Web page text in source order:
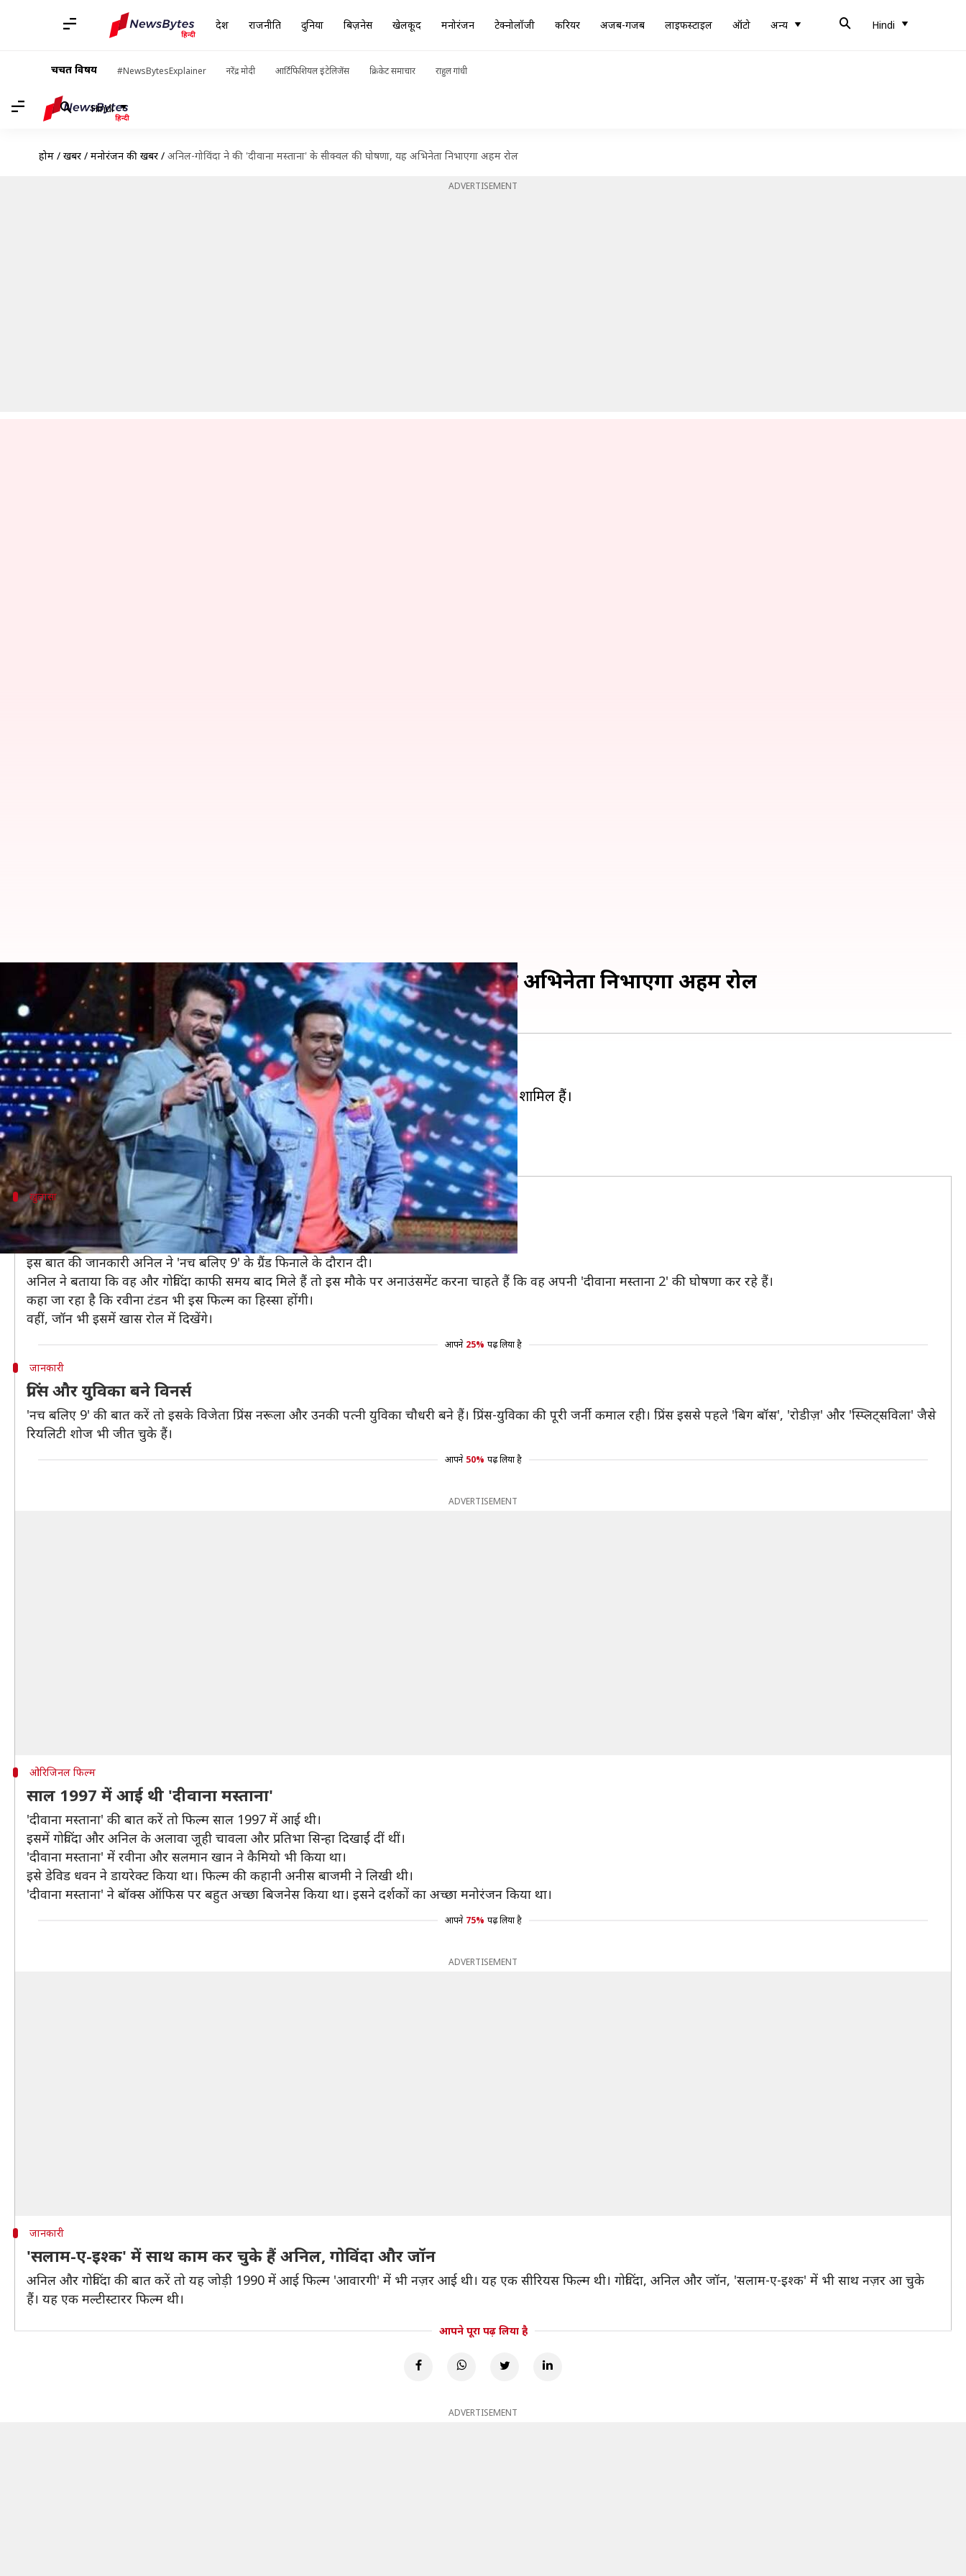
देश राजनीति दुनिया बिज़नेस खेलकूद मनोरंजन टेक्नोलॉजी करियर अजब-गजब लाइफस्टाइल ऑटो अन्य Hindi
चर्चित विषय #NewsBytesExplainer नरेंद्र मोदी आर्टिफिशियल इंटेलिजेंस क्रिकेट समाचार राहुल गांधी
Hindi
होम / खबरें / मनोरंजन की खबरें / अनिल-गोविंदा ने की 'दीवाना मस्ताना' के सीक्वल की घोषणा, यह अभिनेता निभाएगा अहम रोल
ADVERTISEMENT
अनिल-गोविंदा ने की 'दीवाना मस्ताना' के सीक्वल की घोषणा, यह अभिनेता निभाएगा अहम रोल
लेखन स्वाति पाण्डेय 03:10 pm
क्या है खबर?
बॉलीवुड में इस समय सीक्वल और रीमेक का चलन जोरों पर है।
इस समय कई फिल्मों के रीमेक बन रहे हैं जिनमें 'पति पत्नी और वो' 'और कुली नंबर 1' जैसी फिल्में शामिल हैं।
इसी कड़ी में अब एक और फिल्म भी बनने जा रही है। इसका नाम है 'दीवाना मस्ताना 2'।
इस खबर को खुद अनिल कपूर और गोविंदा ने कंफर्म किया है।
खुलासा
'नच बलिए 9' के मंच पर अनिल ने दी जानकारी
अनिल और गोविंदा ने 'दीवाना मस्ताना' के सीक्वल का फैसला लिया है।
इस बात की जानकारी अनिल ने 'नच बलिए 9' के ग्रैंड फिनाले के दौरान दी।
अनिल ने बताया कि वह और गोविंदा काफी समय बाद मिले हैं तो इस मौके पर अनाउंसमेंट करना चाहते हैं कि वह अपनी 'दीवाना मस्ताना 2' की घोषणा कर रहे हैं।
कहा जा रहा है कि रवीना टंडन भी इस फिल्म का हिस्सा होंगी।
वहीं, जॉन भी इसमें खास रोल में दिखेंगे।
आपने 25% पढ़ लिया है
जानकारी
प्रिंस और युविका बने विनर्स
'नच बलिए 9' की बात करें तो इसके विजेता प्रिंस नरूला और उनकी पत्नी युविका चौधरी बने हैं। प्रिंस-युविका की पूरी जर्नी कमाल रही। प्रिंस इससे पहले 'बिग बॉस', 'रोडीज़' और 'स्प्लिट्सविला' जैसे
रियलिटी शोज भी जीत चुके हैं।
आपने 50% पढ़ लिया है
ADVERTISEMENT
ओरिजिनल फिल्म
साल 1997 में आई थी 'दीवाना मस्ताना'
'दीवाना मस्ताना' की बात करें तो फिल्म साल 1997 में आई थी।
इसमें गोविंदा और अनिल के अलावा जूही चावला और प्रतिभा सिन्हा दिखाईं दीं थीं।
'दीवाना मस्ताना' में रवीना और सलमान खान ने कैमियो भी किया था।
इसे डेविड धवन ने डायरेक्ट किया था। फिल्म की कहानी अनीस बाजमी ने लिखी थी।
'दीवाना मस्ताना' ने बॉक्स ऑफिस पर बहुत अच्छा बिजनेस किया था। इसने दर्शकों का अच्छा मनोरंजन किया था।
आपने 75% पढ़ लिया है
ADVERTISEMENT
जानकारी
'सलाम-ए-इश्क' में साथ काम कर चुके हैं अनिल, गोविंदा और जॉन
अनिल और गोविंदा की बात करें तो यह जोड़ी 1990 में आई फिल्म 'आवारगी' में भी नज़र आई थी। यह एक सीरियस फिल्म थी। गोविंदा, अनिल और जॉन, 'सलाम-ए-इश्क' में भी साथ नज़र आ चुके
हैं। यह एक मल्टीस्टारर फिल्म थी।
आपने पूरा पढ़ लिया है
ADVERTISEMENT